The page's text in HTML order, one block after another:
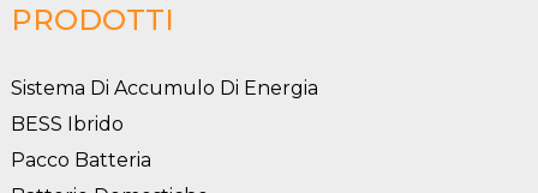
PRODOTTI
Sistema Di Accumulo Di Energia
BESS Ibrido
Pacco Batteria